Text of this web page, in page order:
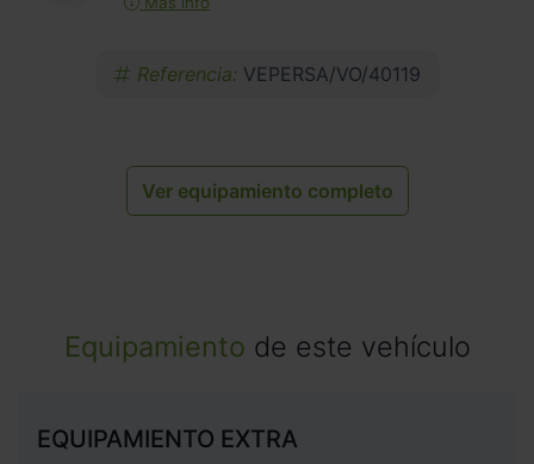
Referencia: VEPERSA/VO/40119
Ver equipamiento completo
Equipamiento de este vehículo
EQUIPAMIENTO EXTRA